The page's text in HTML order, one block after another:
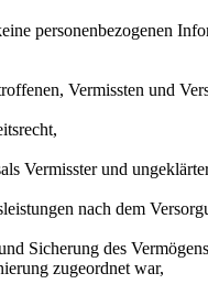
personenbezogenen
Vermissten und
Vermisster und
nach dem
Sicherung des
zugeordnet war,